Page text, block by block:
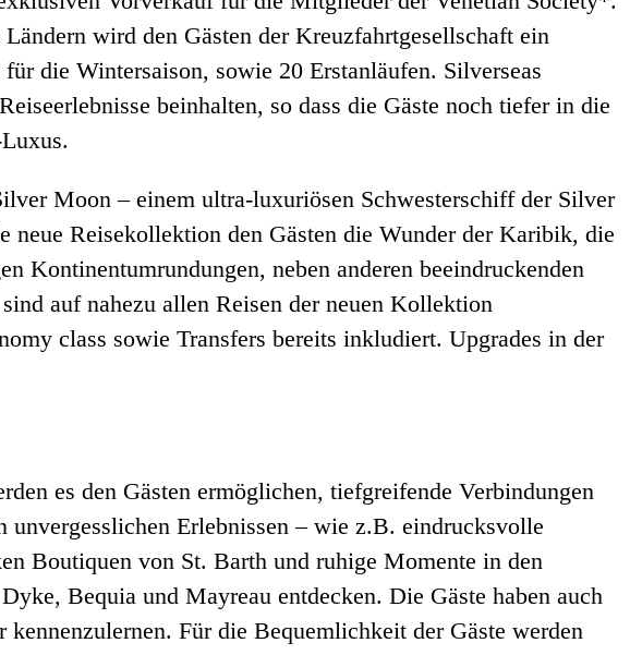
wird den Gästen der Kreuzfahrtgesellschaft ein
die Wintersaison, sowie 20 Erstanläufen. Silverseas
beinhalten, so dass die Gäste noch tiefer in die
Moon – einem ultra-luxuriösen Schwesterschiff der Silver
Reisekollektion den Gästen die Wunder der Karibik, die
Kontinentumrundungen, neben anderen beeindruckenden
auf nahezu allen Reisen der neuen Kollektion
class sowie Transfers bereits inkludiert. Upgrades in der
es den Gästen ermöglichen, tiefgreifende Verbindungen
Erlebnissen – wie z.B. eindrucksvolle
Boutiquen von St. Barth und ruhige Momente in den
Bequia und Mayreau entdecken. Die Gäste haben auch
Für die Bequemlichkeit der Gäste werden